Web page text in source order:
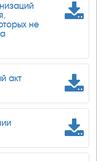
не
акт